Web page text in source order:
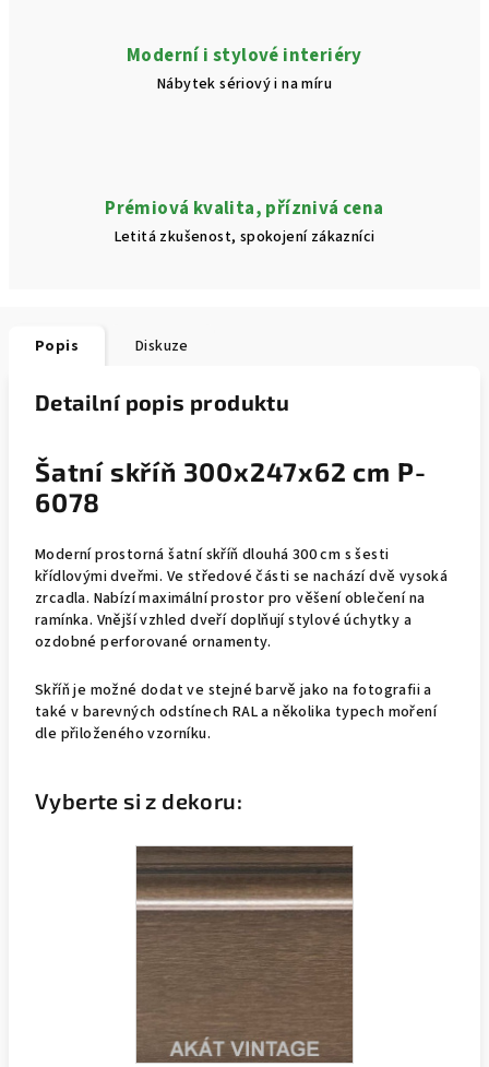
Moderní i stylové interiéry
Nábytek sériový i na míru
Prémiová kvalita, příznivá cena
Letitá zkušenost, spokojení zákazníci
Popis Diskuze
Detailní popis produktu
Šatní skříň 300x247x62 cm P-
6078
Moderní prostorná šatní skříň dlouhá 300 cm s šesti
křídlovými dveřmi. Ve středové části se nachází dvě vysoká
zrcadla. Nabízí maximální prostor pro věšení oblečení na
ramínka. Vnější vzhled dveří doplňují stylové úchytky a
ozdobné perforované ornamenty.
Skříň je možné dodat ve stejné barvě jako na fotografii a
také v barevných odstínech RAL a několika typech moření
dle přiloženého vzorníku.
Vyberte si z dekoru: